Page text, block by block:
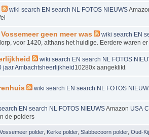
wiki search EN search NL FOTOS NIEUWS
geen meer was wiki search EN
voor 1420, althans het huidige. Eerdere waren er
wiki search EN search NL FOTOS
jaar Ambachtsheerlijkheid10280x aangeklikt
wiki search EN search NL FOTOS
EN search NL FOTOS NIEUWSAmazon USA
de polders
polder, Kerke polder, Slabbecoorn polder, Oud-